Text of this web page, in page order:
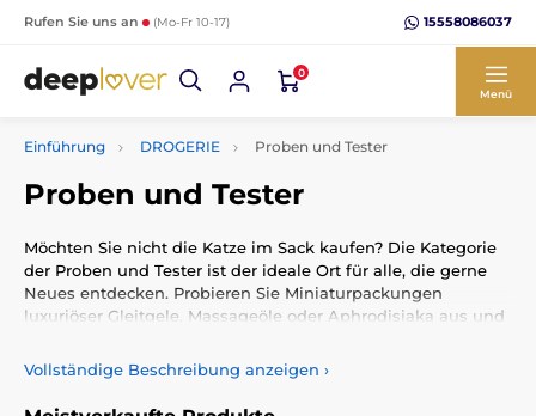
Rufen Sie uns an (Mo-Fr 10-17) 15558086037
0
Menü
Einführung DROGERIE Proben und Tester
Proben und Tester
Möchten Sie nicht die Katze im Sack kaufen? Die Kategorie
der Proben und Tester ist der ideale Ort für alle, die gerne
Neues entdecken. Probieren Sie Miniaturpackungen
luxuriöser Gleitgele, Massageöle oder Aphrodisiaka aus und
Konsistenz genau das Richtige für Ihre intimen Momente ist.
Vollständige Beschreibung anzeigen ›